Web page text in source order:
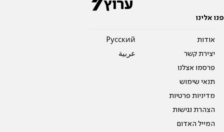
פנו אלינו
אודות
יצירת קשר
פרסמו אצלנו
תנאי שימוש
מדיניות פרטיות
הצהרת נגישות
המייל האדום
Pусский
عربية